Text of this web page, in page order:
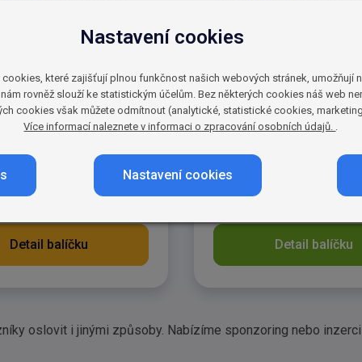
růst svého byznysu.
potenciálních
dospělých diváků
Detail balíčku
osloví jak malé diváky
rodiče, kteří mají
sílu.
VHODNÉ PRO:
Oslovení dětí a jejich
Detail balíčku
oslovit i jinými způsoby. Nabízíme sponzoring nebo
Nastavení cookies
které zajišťují plnou funkčnost našich webových stránek, umožňují
rovněž slouží ke statistickým účelům. Bez některých cookies náš web
cookies však můžete odmítnout (analytické, statistické cookies,
Více informací naleznete v informaci o zpracování osobních údajů. .
Nastavení cookies